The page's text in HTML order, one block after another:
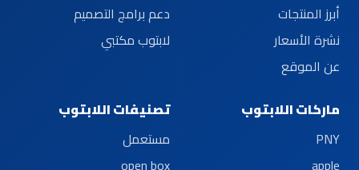
أبرز المنتجات
نشرة الأسعار
عن الموقع
دعم برامج التصميم
لابتوب مكتبي
ماركات اللابتوب
PNY
apple
تصنيفات اللابتوب
مستعمل
open box